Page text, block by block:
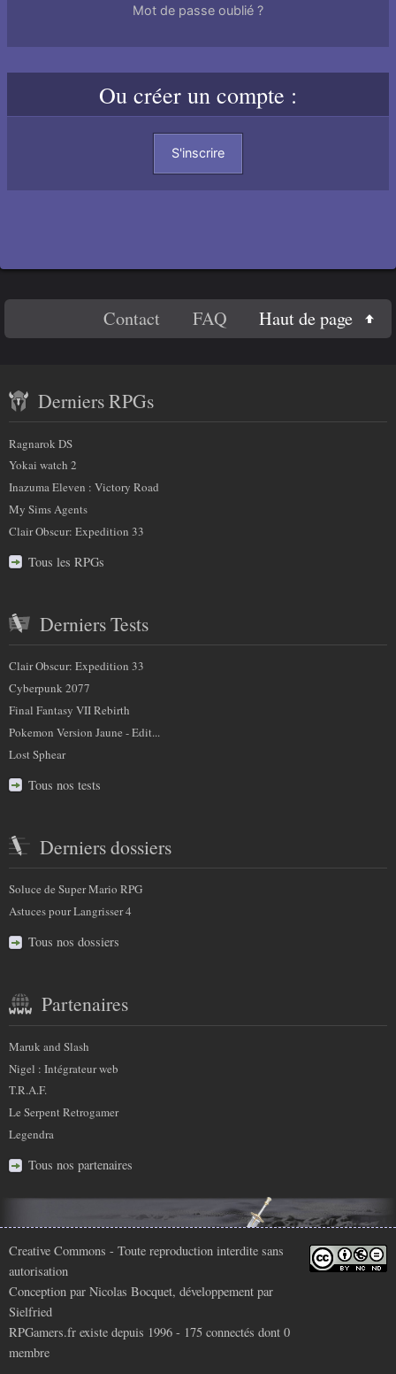
Mot de passe oublié ?
Ou créer un compte :
S'inscrire
plus
sur
nous
Contact FAQ Haut de page
récent
et
partenaires
Derniers RPGs
Ragnarok DS
Yokai watch 2
Inazuma Eleven : Victory Road
My Sims Agents
Clair Obscur: Expedition 33
Tous les RPGs
Derniers Tests
Clair Obscur: Expedition 33
Cyberpunk 2077
Final Fantasy VII Rebirth
Pokemon Version Jaune - Edit...
Lost Sphear
Tous nos tests
Derniers dossiers
Soluce de Super Mario RPG
Astuces pour Langrisser 4
Tous nos dossiers
Partenaires
Maruk and Slash
Nigel : Intégrateur web
T.R.A.F.
Le Serpent Retrogamer
Legendra
Tous nos partenaires
Infos
légales
Creative Commons - Toute reproduction interdite sans
autorisation
Conception par Nicolas Bocquet, développement par
Sielfried
RPGamers.fr existe depuis 1996 - 175 connectés dont 0
membre